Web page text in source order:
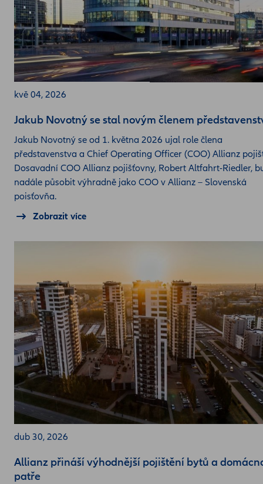
kvě 04, 2026
Jakub Novotný se stal novým členem
Jakub Novotný se od 1. května 2026 ujal role člena
představenstva a Chief Operating Officer (COO) Allianz
Dosavadní COO Allianz pojišťovny, Robert Altfahrt-Riedler,
nadále působit výhradně jako COO v Allianz – Slovenská
poisťovňa.
Zobrazit více
dub 30, 2026
Allianz přináší výhodnější pojištění bytů a
patře